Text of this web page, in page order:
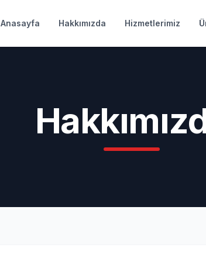
Anasayfa Hakkımızda Hizmetlerimiz